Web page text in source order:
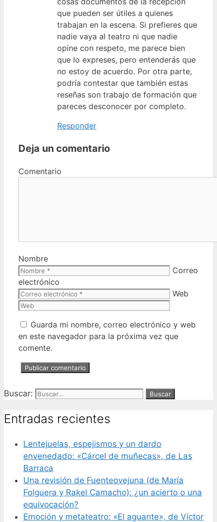
que pueden ser útiles a quienes
trabajan en la escena. Si prefieres que
nadie vaya al teatro ni que nadie
opine con respeto, me parece bien
que lo expreses, pero entenderás que
no estoy de acuerdo. Por otra parte,
podría contestar que también estas
reseñas son trabajo de formación que
pareces desconocer por completo.
Responder
Deja un comentario
Comentario
Nombre
Correo
electrónico
Web
Guarda mi nombre, correo electrónico y web
en este navegador para la próxima vez que
comente.
Buscar:
Entradas recientes
Lentejuelas, espejismos y un dardo
envenedado: «Cárcel de muñecas», de Las
Barraca
Una revisión de Fuenteovejuna (de María
Folguera y Rakel Camacho): ¿un acierto o una
equivocación?
Emoción y metateatro: «El aguante», de Víctor